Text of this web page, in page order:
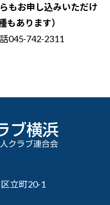
お申し込みいただけ
もあります）
045-742-2311
立町20-1